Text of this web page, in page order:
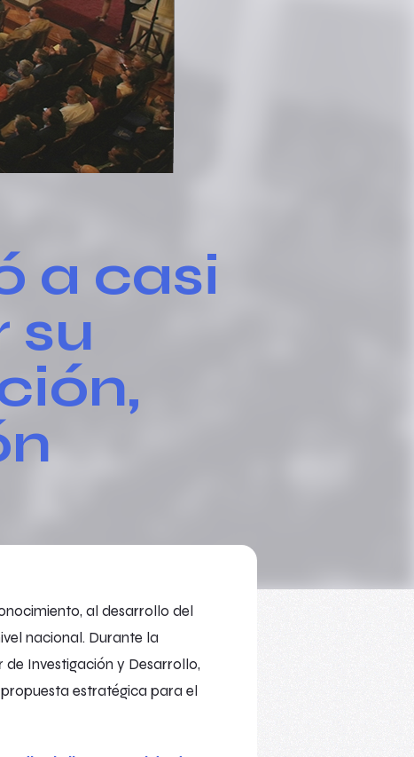
a casi
su
al desarrollo del
nacional. Durante la
Investigación y Desarrollo,
estratégica para el